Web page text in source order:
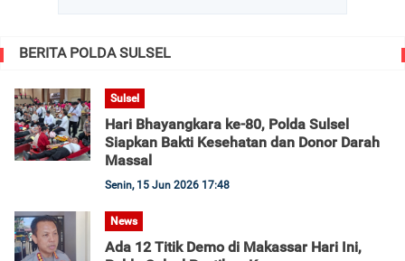
BERITA POLDA SULSEL
Sulsel
Hari Bhayangkara ke-80, Polda Sulsel
Siapkan Bakti Kesehatan dan Donor Darah
Massal
Senin, 15 Jun 2026 17:48
News
Ada 12 Titik Demo di Makassar Hari Ini,